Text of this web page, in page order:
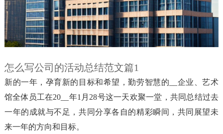
怎么写公司的活动总结范文篇1
新的一年，孕育新的目标和希望，勤劳智慧的__企业、艺术
馆全体员工在20__年1月28号这一天欢聚一堂，共同总结过去
一年的成就与不足，共同分享各自的精彩瞬间，共同展望未
来一年的方向和目标。